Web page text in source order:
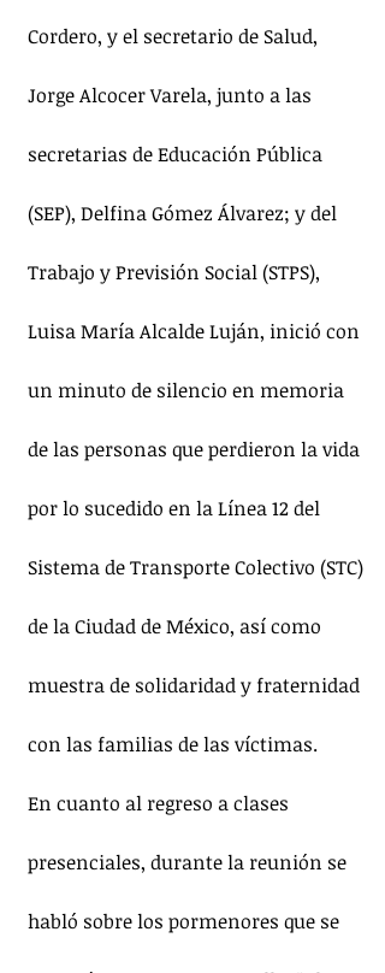
Cordero, y el secretario de Salud,
Jorge Alcocer Varela, junto a las
secretarias de Educación Pública
(SEP), Delfina Gómez Álvarez; y del
Trabajo y Previsión Social (STPS),
Luisa María Alcalde Luján, inició con
un minuto de silencio en memoria
de las personas que perdieron la vida
por lo sucedido en la Línea 12 del
Sistema de Transporte Colectivo (STC)
de la Ciudad de México, así como
muestra de solidaridad y fraternidad
con las familias de las víctimas.
En cuanto al regreso a clases
presenciales, durante la reunión se
habló sobre los pormenores que se